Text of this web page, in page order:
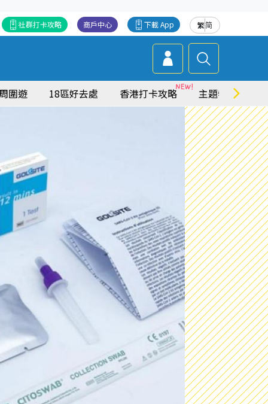
繁简
下載 App
商戶中心
社群打卡攻略
圍遊 18區好去處 香港打卡攻略 主題特集